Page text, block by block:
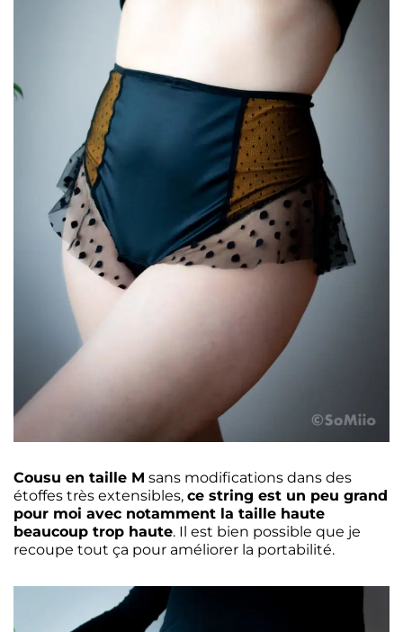
Cousu en taille M sans modifications dans des
étoffes très extensibles, ce string est un peu grand
pour moi avec notamment la taille haute
beaucoup trop haute. Il est bien possible que je
recoupe tout ça pour améliorer la portabilité.